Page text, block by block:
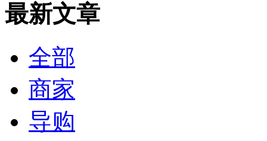
最新文章
全部
商家
导购